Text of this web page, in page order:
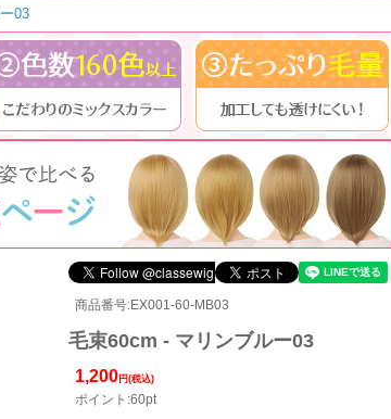
03
商品番号:EX001-60-MB03
毛束60cm - マリンブルー03
1,200 円(税込)
ポイント:60pt